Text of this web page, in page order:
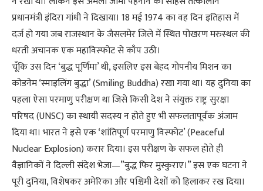
प्रधानमंत्री इंदिरा गांधी ने दिखाया। 18 मई 1974 का वह दिन इतिहास में
दर्ज हो गया जब राजस्थान के जैसलमेर जिले में स्थित पोखरण मरुस्थल की
धरती अचानक एक महाविस्फोट से काँप उठी।
चूँकि उस दिन ‘बुद्ध पूर्णिमा’ थी, इसलिए इस बेहद गोपनीय मिशन का
कोडनेम ‘स्माइलिंग बुद्धा’ (Smiling Buddha) रखा गया था। यह दुनिया का
पहला ऐसा परमाणु परीक्षण था जिसे किसी देश ने संयुक्त राष्ट्र सुरक्षा
परिषद (UNSC) का स्थायी सदस्य न होते हुए भी सफलतापूर्वक अंजाम
दिया था। भारत ने इसे एक ‘शांतिपूर्ण परमाणु विस्फोट’ (Peaceful
Nuclear Explosion) करार दिया। इस परीक्षण के सफल होते ही
वैज्ञानिकों ने दिल्ली संदेश भेजा—”बुद्ध फिर मुस्कुराए।” इस एक घटना ने
पूरी दुनिया, विशेषकर अमेरिका और पश्चिमी देशों को हिलाकर रख दिया।